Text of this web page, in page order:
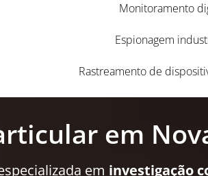
Monitoramento
Espionagem
Rastreamento de
em
em investigação